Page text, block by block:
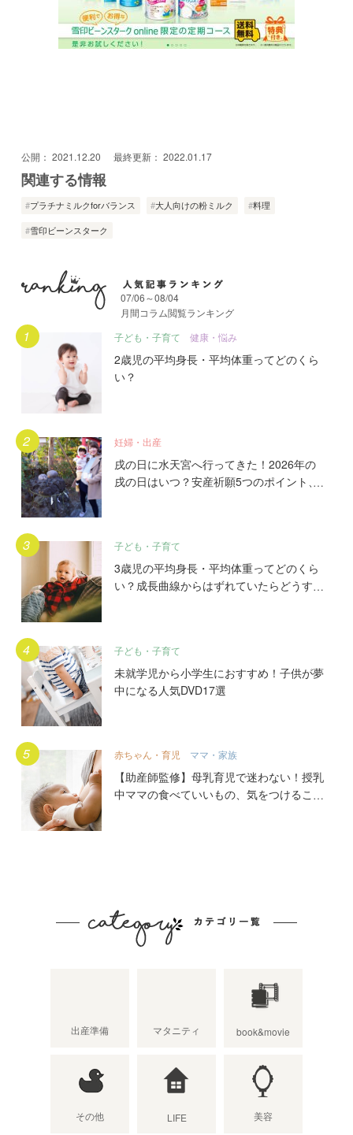
公開： 2021.12.20 最終更新： 2022.01.17
関連する情報
プラチナミルクforバランス 大人向けの粉ミルク
料理
雪印ビーンスターク
月間人気記事ランキング
07/06～08/04
月間コラム閲覧ランキング
子ども・子育て
健康・悩み
2歳児の平均身長・平均体重ってどのくら
い？
妊婦・出産
戌の日に水天宮へ行ってきた！2026年の
戌の日はいつ？安産祈願5つのポイント、
子ども・子育て
3歳児の平均身長・平均体重ってどのくら
い？成長曲線からはずれていたらどうす
子ども・子育て
未就学児から小学生におすすめ！子供が夢
中になる人気DVD17選
赤ちゃん・育児 ママ・家族
【助産師監修】母乳育児で迷わない！授乳
中ママの食べていいもの、気をつけること
出産準備 マタニティ book&movie
その他 LIFE 美容